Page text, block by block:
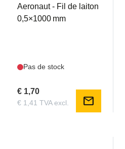
Aeronaut - Fil de laiton
0,5×1000 mm
Pas de stock
€ 1,70
€ 1,41 TVA excl. mail